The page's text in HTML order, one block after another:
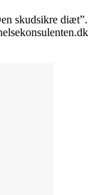
skudsikre diæt”.